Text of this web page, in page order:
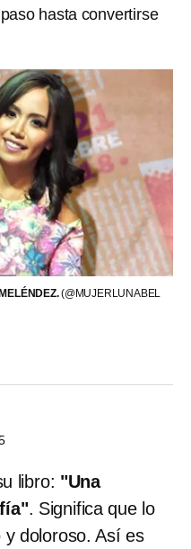
hasta convertirse
(@MUJERLUNABEL
libro: "Una
. Significa que lo
doloroso. Así es